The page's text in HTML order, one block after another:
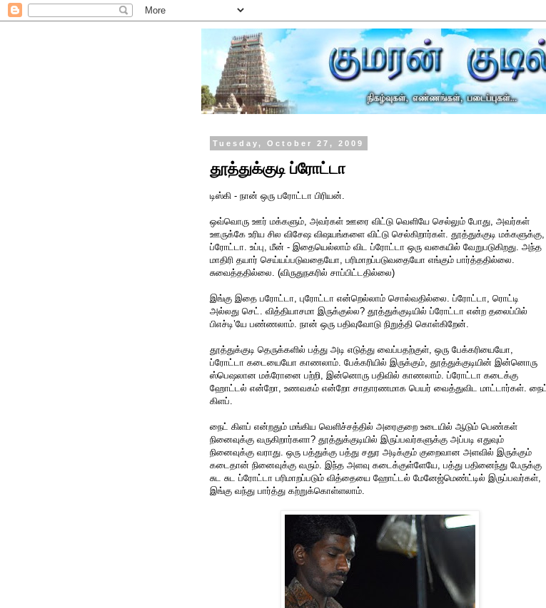
Tuesday, October 27, 2009
தூத்துக்குடி ப்ரோட்டா
டிஸ்கி - நான் ஒரு பரோட்டா பிரியன்.
ஒவ்வொரு ஊர் மக்களும், அவர்கள் ஊரை விட்டு வெளியே செல்லும் போது, அவர்கள்
ஊருக்கே உரிய சில விசேஷ விஷயங்களை விட்டு செல்கிறார்கள். தூத்துக்குடி மக்களுக்கு,
ப்ரோட்டா. உப்பு, மீன் - இதையெல்லாம் விட ப்ரோட்டா ஒரு வகையில் வேறுபடுகிறது. அந்த
மாதிரி தயார் செய்யப்படுவதையோ, பரிமாறப்படுவதையோ எங்கும் பார்த்ததில்லை.
சுவைத்ததில்லை. (விருதுநகரில் சாப்பிட்டதில்லை)
இங்கு இதை பரோட்டா, புரோட்டா என்றெல்லாம் சொல்வதில்லை. ப்ரோட்டா, ரொட்டி
அல்லது செட். வித்தியாசமா இருக்குல்ல? தூத்துக்குடியில் ப்ரோட்டா என்ற தலைப்பில்
பிஎச்டி’யே பண்ணலாம். நான் ஒரு பதிவுவோடு நிறுத்தி கொள்கிறேன்.
தூத்துக்குடி தெருக்களில் பத்து அடி எடுத்து வைப்பதற்குள், ஒரு பேக்கரியையோ,
ப்ரோட்டா கடையையோ காணலாம். பேக்கரியில் இருக்கும், தூத்துக்குடியின் இன்னொரு
ஸ்பெஷலான மக்ரோனை பற்றி, இன்னொரு பதிவில் காணலாம். ப்ரோட்டா கடைக்கு
ஹோட்டல் என்றோ, உணவகம் என்றோ சாதாரணமாக பெயர் வைத்துவிட மாட்டார்கள். நைட்
கிளப்.
நைட் கிளப் என்றதும் மங்கிய வெளிச்சத்தில் அரைகுறை உடையில் ஆடும் பெண்கள்
நினைவுக்கு வருகிறார்களா? தூத்துக்குடியில் இருப்பவர்களுக்கு அப்படி எதுவும்
நினைவுக்கு வராது. ஒரு பத்துக்கு பத்து சதுர அடிக்கும் குறைவான அளவில் இருக்கும்
கடைதான் நினைவுக்கு வரும். இந்த அளவு கடைக்குள்ளேயே, பத்து பதினைந்து பேருக்கு
சுட சுட ப்ரோட்டா பரிமாறப்படும் வித்தையை ஹோட்டல் மேனேஜ்மெண்ட்டில் இருப்பவர்கள்,
இங்கு வந்து பார்த்து கற்றுக்கொள்ளலாம்.